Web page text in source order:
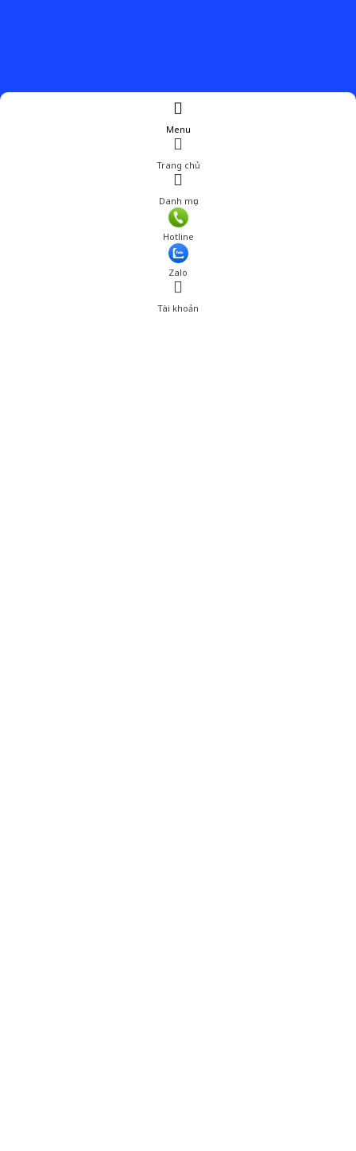
Menu
Trang chủ
Danh mục
Hotline
Zalo
Tài khoản